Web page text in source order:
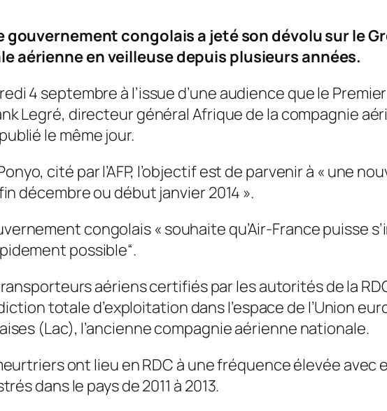
gouvernement congolais a jeté son dévolu sur le
aérienne en veilleuse depuis plusieurs années.
4 septembre à l’issue d’une audience que le
Legré, directeur général Afrique de la compagnie
le même jour.
cité par l’AFP, l’objectif est de parvenir à « une
décembre ou début janvier 2014 ».
congolais « souhaite qu’Air-France puisse
possible“.
aériens certifiés par les autorités de la
totale d’exploitation dans l’espace de l’Union
(Lac), l’ancienne compagnie aérienne nationale.
ont lieu en RDC à une fréquence élevée avec
dans le pays de 2011 à 2013.